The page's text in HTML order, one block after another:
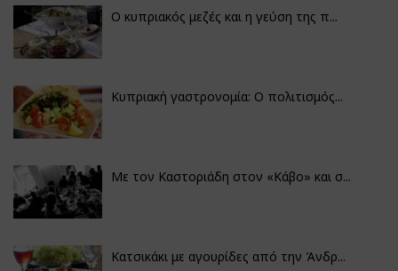
Ο κυπριακός μεζές και η γεύση της π...
Κυπριακή γαστρονομία: Ο πολιτισμός...
Με τον Καστοριάδη στον «Κάβο» και σ...
Κατσικάκι με αγουρίδες από την Άνδρ...